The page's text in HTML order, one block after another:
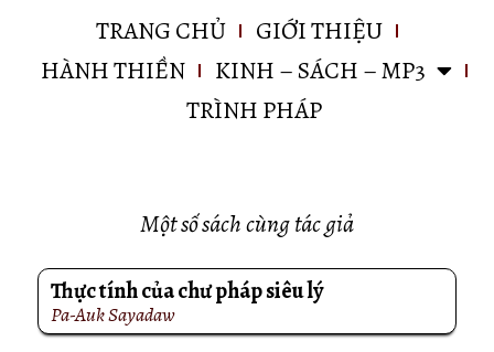
TRANG CHỦ
GIỚI THIỆU
HÀNH THIỀN
KINH – SÁCH – MP3
TRÌNH PHÁP
Một số sách cùng tác giả
Thực tính của chư pháp siêu lý
Pa-Auk Sayadaw